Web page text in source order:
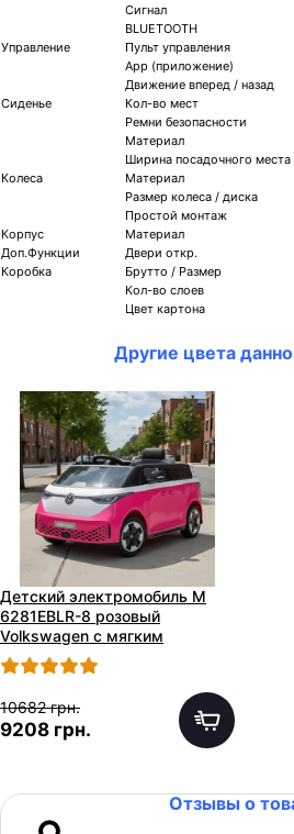
Сигнал
BLUETOOTH
Управление
Пульт управления
App (приложение)
Движение вперед / назад
Сиденье
Кол-во мест
Ремни безопасности
Материал
Ширина посадочного места
Колеса
Материал
Размер колеса / диска
Простой монтаж
Корпус
Материал
Доп.Функции
Двери откр.
Коробка
Брутто / Размер
Кол-во слоев
Цвет картона
Другие цвета
Детский электромобиль M
6281EBLR-8 розовый
Volkswagen с мягким
сиденьем
10682 грн.
9208 грн.
Отзывы о